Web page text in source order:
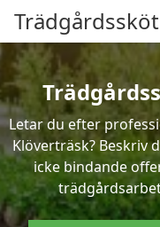
Letar du efter
Klöverträsk? Beskriv
icke bindande